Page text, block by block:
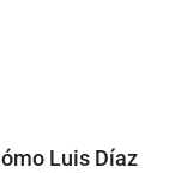
Luis Díaz